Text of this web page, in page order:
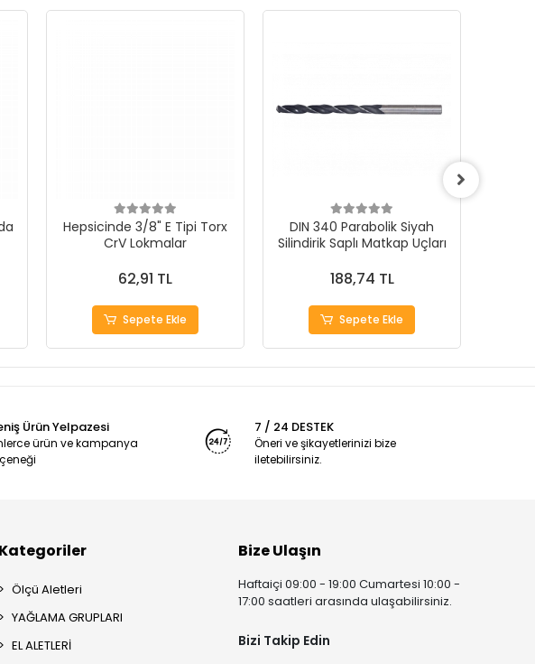
Hepsicinde 3/8" E Tipi Torx
CrV Lokmalar
62,91 TL
Sepete Ekle
DIN 340 Parabolik Siyah
Silindirik Saplı Matkap Uçları
188,74 TL
Sepete Ekle
Ürün Yelpazesi
ürün ve kampanya
7 / 24 DESTEK
Öneri ve şikayetlerinizi bize
iletebilirsiniz.
Kategoriler
Ölçü Aletleri
YAĞLAMA GRUPLARI
EL ALETLERİ
Bize Ulaşın
Haftaiçi 09:00 - 19:00 Cumartesi 10:00 -
17:00 saatleri arasında ulaşabilirsiniz.
Bizi Takip Edin